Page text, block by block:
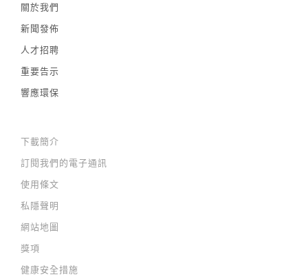
關於我們
新聞發佈
人才招聘
重要告示
響應環保
下載簡介
訂閱我們的電子通訊
使用條文
私隱聲明
網站地圖
獎項
健康安全措施